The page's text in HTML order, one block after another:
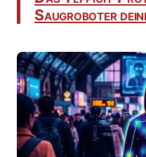
Saugroboter